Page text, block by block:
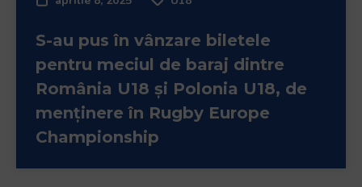
S-au pus în vânzare biletele
pentru meciul de baraj dintre
România U18 și Polonia U18, de
menținere în Rugby Europe
Championship